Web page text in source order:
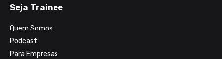
Seja Trainee
Quem Somos
Podcast
Para Empresas